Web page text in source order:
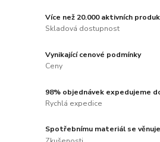
Více než 20.000 aktivních
Skladová dostupnost
Vynikající cenové podmínky
Ceny
98% objednávek expedujeme
Rychlá expedice
Spotřebnímu materiál se